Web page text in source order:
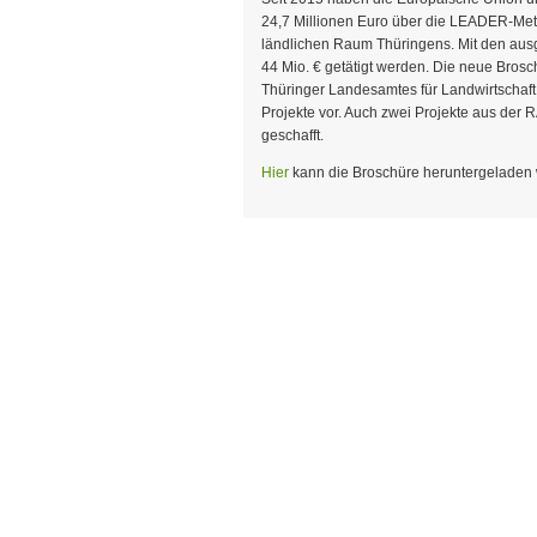
24,7 Millionen Euro über die LEADER-
länd lichen Raum Thüringens. Mit den
44 Mio. € getätigt werden. Die neue
Thüringer Landesamtes für
Projekte vor. Auch zwei Projekte aus der
geschafft.
Hier kann die Broschüre heruntergeladen